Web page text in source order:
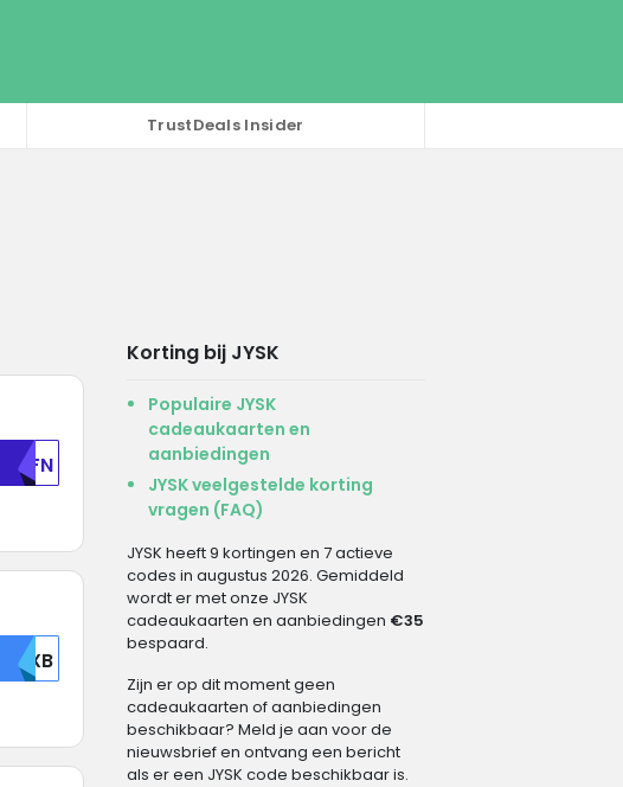
TrustDeals Insider
U0FN
TEXB
Korting bij JYSK
Populaire JYSK
cadeaukaarten en
aanbiedingen
JYSK veelgestelde korting
vragen (FAQ)
JYSK heeft 9 kortingen en 7 actieve
codes in augustus 2026. Gemiddeld
wordt er met onze JYSK
cadeaukaarten en aanbiedingen €35
bespaard.
Zijn er op dit moment geen
cadeaukaarten of aanbiedingen
beschikbaar? Meld je aan voor de
nieuwsbrief en ontvang een bericht
als er een JYSK code beschikbaar is.